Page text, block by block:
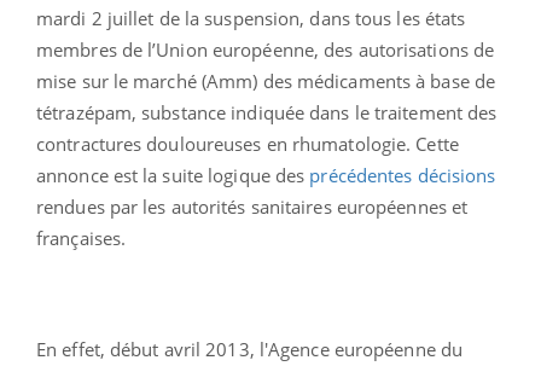
mardi 2 juillet de la suspension, dans tous les états
membres de l’Union européenne, des autorisations de
mise sur le marché (Amm) des médicaments à base de
tétrazépam, substance indiquée dans le traitement des
contractures douloureuses en rhumatologie. Cette
annonce est la suite logique des précédentes décisions
rendues par les autorités sanitaires européennes et
françaises.
En effet, début avril 2013, l'Agence européenne du